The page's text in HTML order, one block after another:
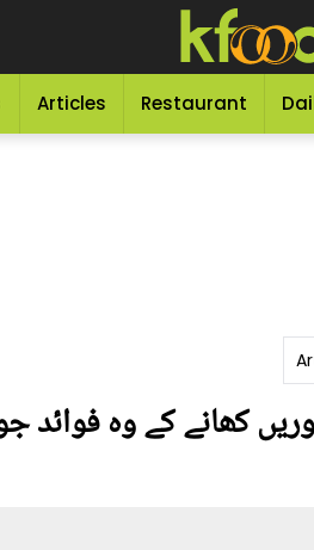
Articles Restaurant
کھانے کے وہ فوائد